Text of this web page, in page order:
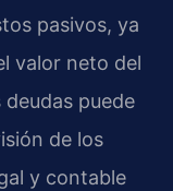
pasivos, ya
valor neto del
puede
de los
y contable